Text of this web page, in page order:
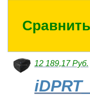
12 189,17 Руб.